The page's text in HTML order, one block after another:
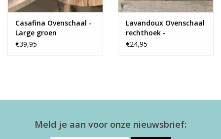
Casafina Ovenschaal -
Large groen
€39,95
Lavandoux Ovenschaal
rechthoek -
aquablauw
€24,95
Meld je aan voor onze nieuwsbrief: